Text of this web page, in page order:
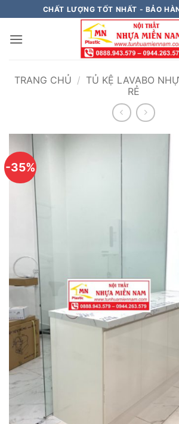
qua
nội
CHẤT LƯỢNG TỐT NHẤT - BẢO
TRANG CHỦ / TỦ KỆ LAVABO
RẺ
-35%